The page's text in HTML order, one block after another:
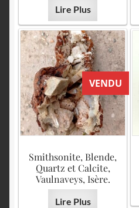
Lire Plus
VENDU
Smithsonite, Blende,
Quartz et Calcite,
Vaulnaveys, Isère.
Lire Plus